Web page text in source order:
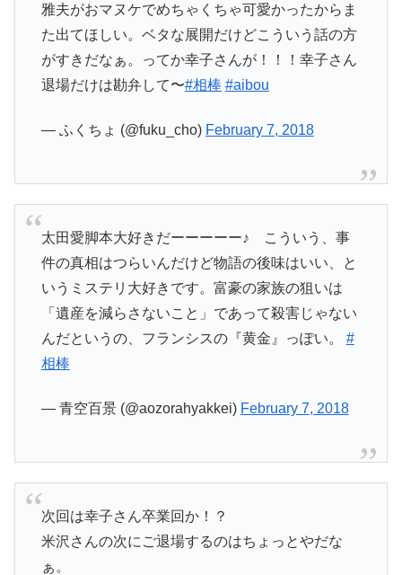
雅夫がおマヌケでめちゃくちゃ可愛かったからま
た出てほしい。ベタな展開だけどこういう話の方
がすきだなぁ。ってか幸子さんが！！！幸子さん
退場だけは勘弁して〜#相棒 #aibou
— ふくちょ (@fuku_cho) February 7, 2018
太田愛脚本大好きだーーーーー♪ こういう、事
件の真相はつらいんだけど物語の後味はいい、と
いうミステリ大好きです。富豪の家族の狙いは
「遺産を減らさないこと」であって殺害じゃない
んだというの、フランシスの『黄金』っぽい。 #
相棒
— 青空百景 (@aozorahyakkei) February 7, 2018
次回は幸子さん卒業回か！？
米沢さんの次にご退場するのはちょっとやだな
ぁ。